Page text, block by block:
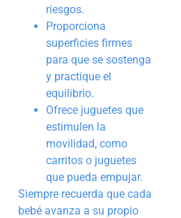
riesgos.
Proporciona
superficies firmes
para que se sostenga
y practique el
equilibrio.
Ofrece juguetes que
estimulen la
movilidad, como
carritos o juguetes
que pueda empujar.
Siempre recuerda que cada
bebé avanza a su propio